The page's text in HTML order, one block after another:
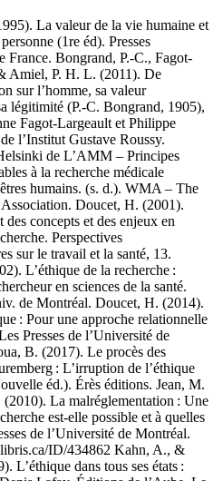
La valeur de la vie humaine et
(1re éd). Presses
France. Bongrand, P.-C., Fagot-
Amiel, P. H. L. (2011). De
sur l’homme, sa valeur
légitimité (P.-C. Bongrand, 1905),
Fagot-Largeault et Philippe
l’Institut Gustave Roussy.
de L’AMM – Principes
à la recherche médicale
humains. (s. d.). WMA – The
Doucet, H. (2001).
concepts et des enjeux en
Perspectives
sur le travail et la santé, 13.
L’éthique de la recherche :
en sciences de la santé.
de Montréal. Doucet, H. (2014).
: Pour une approche relationnelle
Presses de l’Université de
B. (2017). Le procès des
: L’irruption de l’éthique
éd.). Érès éditions. Jean, M.
(2010). La malréglementation : Une
est-elle possible et à quelles
de l’Université de Montréal.
ID/434862 Kahn, A., &
L’éthique dans tous ses états :